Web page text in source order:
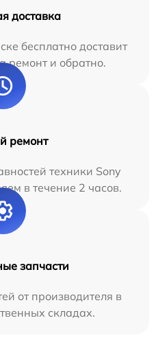
доставка
бесплатно доставит
ремонт и обратно.
ремонт
техники Sony
в течение 2 часов.
запчасти
от производителя в
складах.